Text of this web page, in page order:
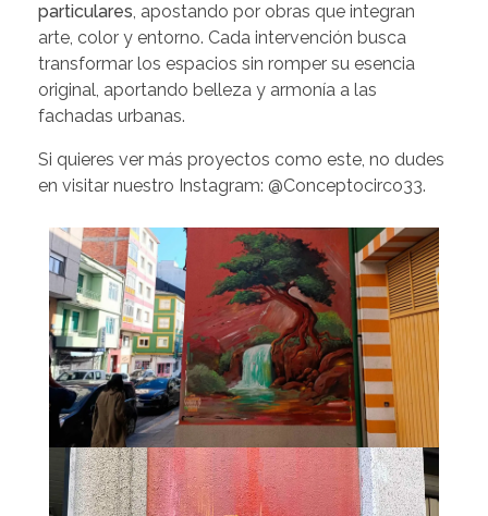
particulares, apostando por obras que integran
arte, color y entorno. Cada intervención busca
transformar los espacios sin romper su esencia
original, aportando belleza y armonía a las
fachadas urbanas.
Si quieres ver más proyectos como este, no dudes
en visitar nuestro Instagram: @Conceptocirco33.